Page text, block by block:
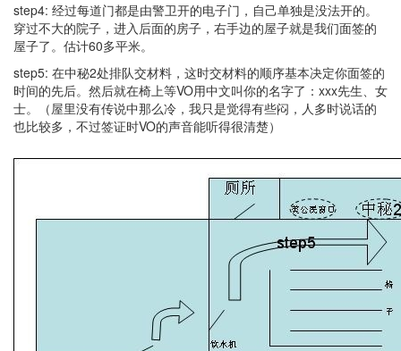
step4: 经过每道门都是由警卫开的电子门，自己单独是没法开的。
穿过不大的院子，进入后面的房子，右手边的屋子就是我们面签的
屋子了。估计60多平米。
step5: 在中秘2处排队交材料，这时交材料的顺序基本决定你面签的
时间的先后。然后就在椅上等VO用中文叫你的名字了：xxx先生、女
士。（屋里没有传说中那么冷，我只是觉得有些闷，人多时说话的
也比较多，不过签证时VO的声音能听得很清楚）